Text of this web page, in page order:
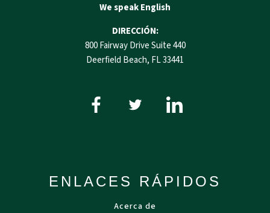
We speak English
DIRECCIÓN:
800 Fairway Drive Suite 440
Deerfield Beach, FL 33441
ENLACES RÁPIDOS
Acerca de